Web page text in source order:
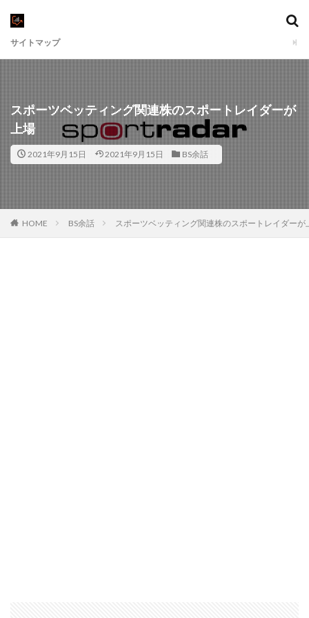
サイトマップ
スポーツベッティング関連株のスポートレイダーが
上場
2021年9月15日 2021年9月15日 BS余話
HOME BS余話 スポーツベッティング関連株のスポートレイダーが